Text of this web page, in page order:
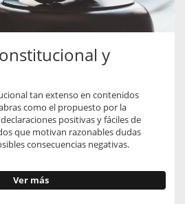
y
tan extenso en contenidos
como el propuesto por la
positivas y fáciles de
que motivan razonables dudas
consecuencias negativas.
Ver más